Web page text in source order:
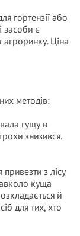
гортензії або
засоби є
Ціна
методів:
гущу в
знизився.
з лісу
куща
й
для тих, хто